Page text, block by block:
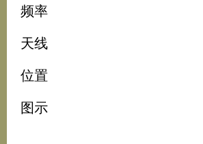
频率
天线
位置
图示